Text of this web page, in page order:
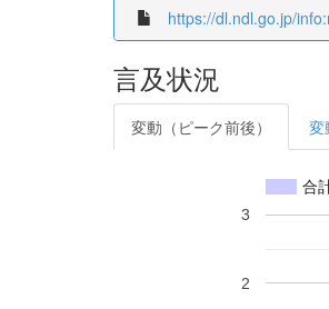
https://dl.ndl.go.jp/
言及状況
変動（ピーク前後） 変
合
2
3